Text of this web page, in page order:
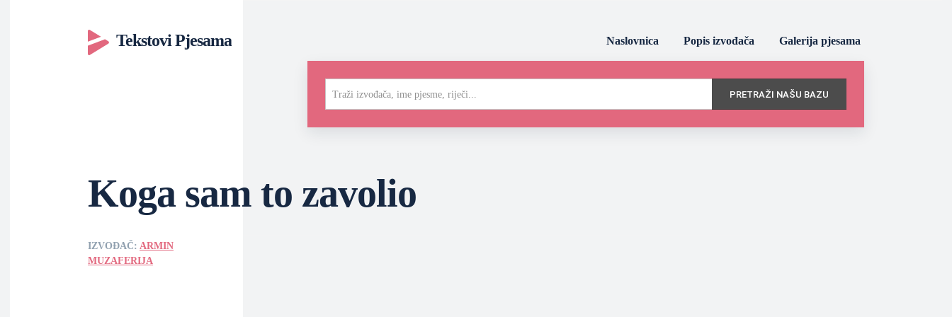
Tekstovi Pjesama Naslovnica Popis izvođača Galerija pjesama
Traži izvođača, ime pjesme, riječi... PRETRAŽI NAŠU BAZU
Koga sam to zavolio
IZVOĐAČ: ARMIN
MUZAFERIJA